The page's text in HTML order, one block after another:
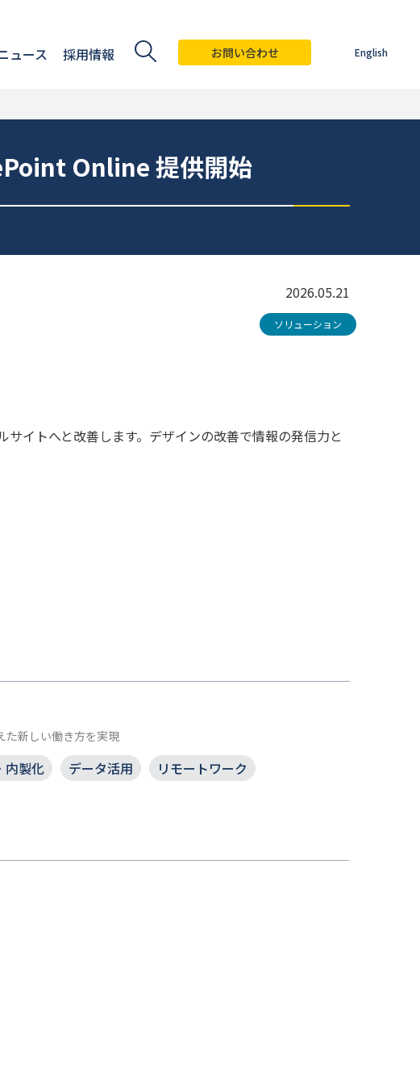
ュース 採用情報 お問い合わせ English
Online 提供開始
2026.05.21
ソリューション
イトへと改善します。デザインの改善で情報の発信力と
た新しい働き方を実現
内製化 データ活用 リモートワーク